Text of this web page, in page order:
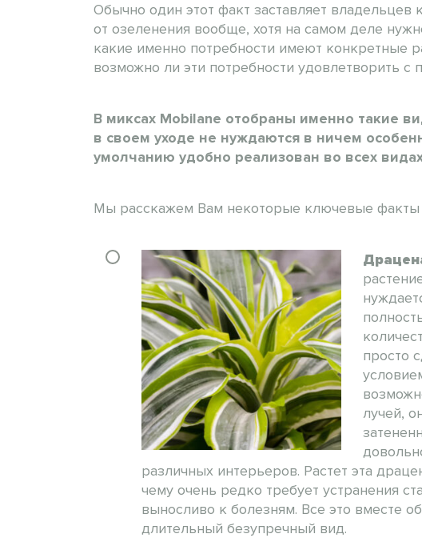
Обычно один этот факт заставляет
от озеленения вообще, хотя на самом деле
какие именно потребности имеют конкретные
возможно ли эти потребности удовлетворить
В миксах Mobilane отобраны именно такие
в своем уходе не нуждаются в ничем
умолчанию удобно реализован во всех
Мы расскажем Вам некоторые ключевые факты
просто
лучей,
различных интерьеров. Растет эта
чему очень редко требует устранения
выносливо к болезням. Все это вместе
длительный безупречный вид.